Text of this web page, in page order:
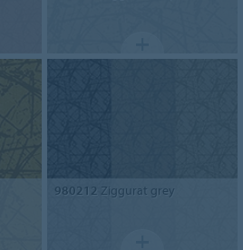
980212 Ziggurat grey